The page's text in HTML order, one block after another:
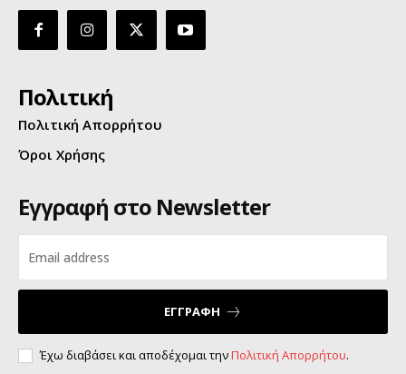
Πολιτική
Πολιτική Απορρήτου
Όροι Χρήσης
Εγγραφή στο Newsletter
ΕΓΓΡΑΦΗ
Έχω διαβάσει και αποδέχομαι τηνΠολιτική Απορρήτου.